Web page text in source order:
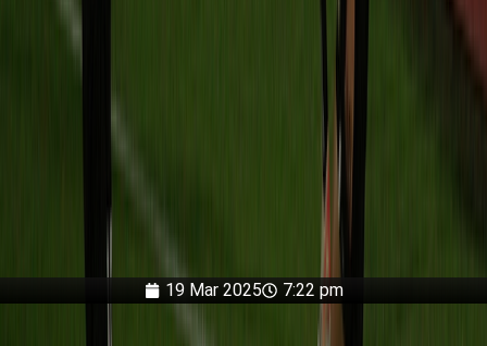
19 Mar 2025 7:22 pm